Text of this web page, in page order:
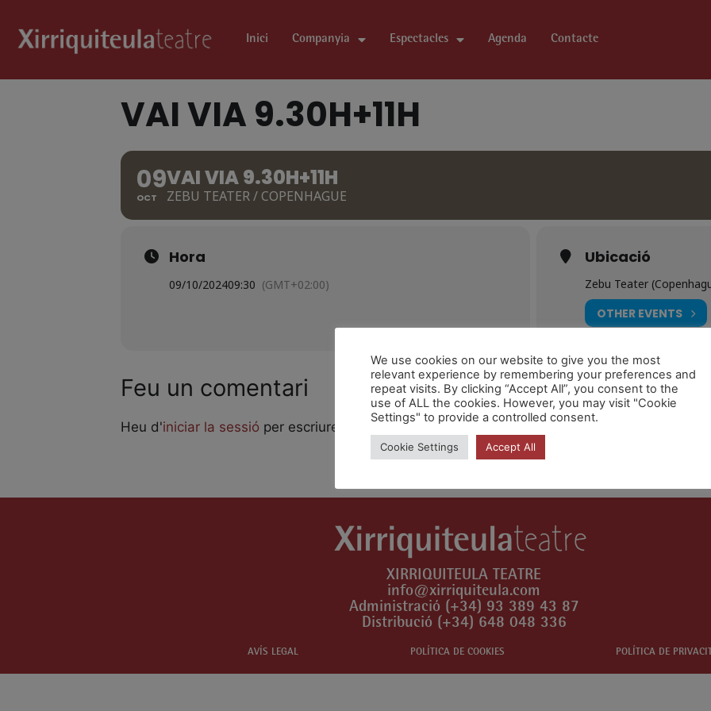
Inici Companyia Espectacles Agenda Contacte
VAI VIA 9.30H+11H
09
OCT
VAI VIA 9.30H+11H
ZEBU TEATER / COPENHAGUE
Hora
09/10/202409:30 (GMT+02:00)
Ubicació
Zebu Teater
OTHER EVENTS
Feu un comentari
Heu d'iniciar la sessió per escriure un comentari.
XIRRIQUITEULA TEATRE
info@xirriquiteula.com
Administració (+34) 93 389 43 87
Distribució (+34) 648 048 336
AVÍS LEGAL POLÍTICA DE COOKIES POLÍTICA DE
We use cookies on our website to give you the most
relevant experience by remembering your preferences and
repeat visits. By clicking “Accept All”, you consent to the
use of ALL the cookies. However, you may visit "Cookie
Settings" to provide a controlled consent.
Cookie Settings Accept All